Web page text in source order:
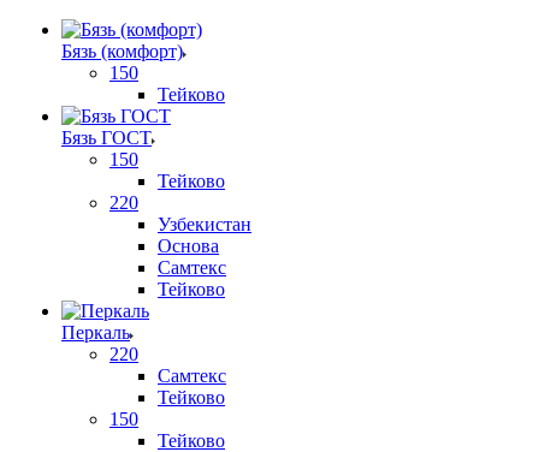
Бязь (комфорт)
150
Тейково
Бязь ГОСТ
150
Тейково
220
Узбекистан
Основа
Самтекс
Тейково
Перкаль
220
Самтекс
Тейково
150
Тейково